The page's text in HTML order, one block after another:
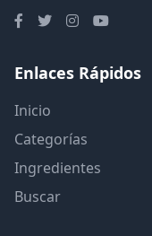
Enlaces Rápidos
Inicio
Categorías
Ingredientes
Buscar